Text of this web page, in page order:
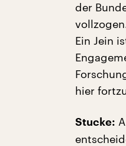
der
Ein Jein
hier
Stucke: